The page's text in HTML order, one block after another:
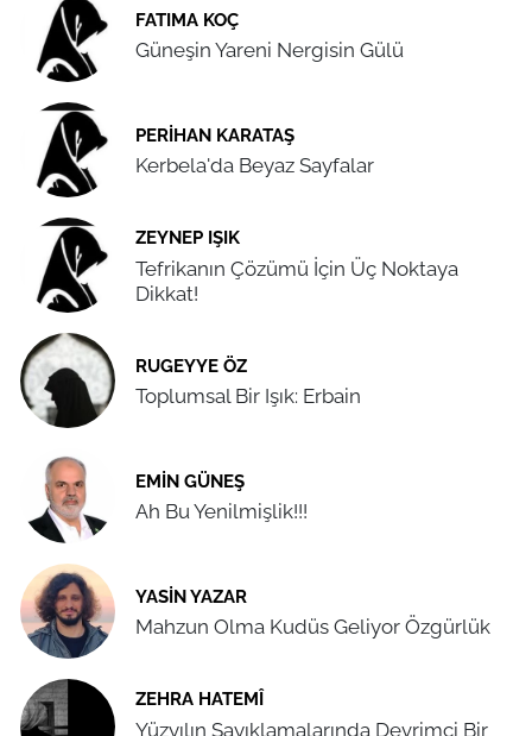
FATIMA KOÇ
Güneşin Yareni Nergisin Gülü
PERIHAN KARATAŞ
Kerbela'da Beyaz Sayfalar
ZEYNEP IŞIK
Tefrikanın Çözümü İçin Üç Noktaya
Dikkat!
RUGEYYE ÖZ
Toplumsal Bir Işık: Erbain
EMIN GÜNEŞ
Ah Bu Yenilmişlik!!!
YASIN YAZAR
Mahzun Olma Kudüs Geliyor Özgürlük
ZEHRA HATEMÎ
Yüzyılın Sayıklamalarında Devrimci Bir